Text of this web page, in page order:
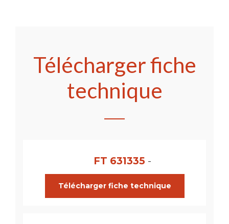
Télécharger fiche
technique
FT 631335 -
Télécharger fiche technique